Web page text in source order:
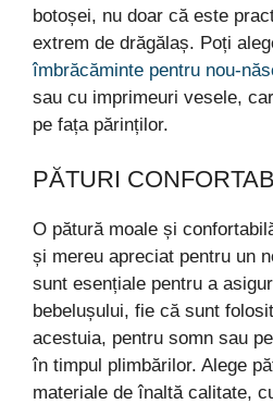
botoșei, nu doar că este
extrem de drăgălaș. Poți
îmbrăcăminte pentru nou-
sau cu imprimeuri vesele,
pe fața părinților.
PĂTURI
O pătură moale și
și mereu apreciat pentru un
sunt esențiale pentru a
bebelușului, fie că sunt
acestuia, pentru somn sau
în timpul plimbărilor. Alege
materiale de înaltă calitate,